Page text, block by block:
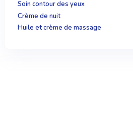
Soin contour des yeux
Crème de nuit
Huile et crème de massage